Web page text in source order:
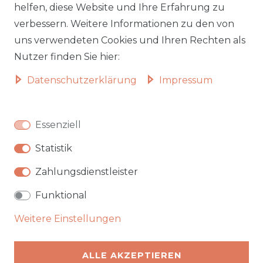
Zahlungsarten
Widerrufsformular
Informationen zu Elektro-
AGB
Datenschutz
Vertrag widerrufen
Autobetten
Hochbetten
Badmöbel
Garten & Outdoor
Klarna · PayPal · Amazon Pay · Vorkasse · Barzahlung
helfen, diese Website und Ihre Erfahrung zu
verbessern. Weitere Informationen zu den von
uns verwendeten Cookies und Ihren Rechten als
Nutzer finden Sie hier:
Daten­schutz­erklärung Impressum
Essenziell
Statistik
Zahlungsdienstleister
Funktional
Weitere Einstellungen
ALLE AKZEPTIEREN